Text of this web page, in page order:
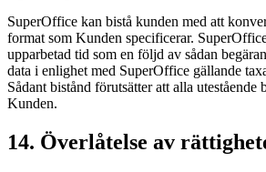
SuperOffice kan bistå kunden med att
format som Kunden specificerar.
upparbetad tid som en följd av sådan
data i enlighet med SuperOffice gällande
Sådant bistånd förutsätter att alla utestående
Kunden.
14. Överlåtelse av